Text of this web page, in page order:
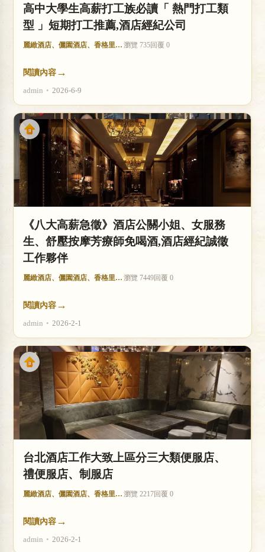
高中大學生高薪打工族必讀「 熱門打工類
型 」短期打工推薦,酒店經紀公司
麗緻酒店、儷園酒店、香格里拉酒店 瀏覽 735回覆 0
閱讀內容 →
admin • 2026-6-9
《八大高薪急徵》酒店公關小姐、女服務
生、舒壓按摩芳療師免喝酒,酒店經紀誠徵
工作夥伴
麗緻酒店、儷園酒店、香格里拉酒店 瀏覽 7449回覆 0
閱讀內容 →
admin • 2026-2-1
台北酒店工作大致上區分三大類便服店、
禮便服店、制服店
麗緻酒店、儷園酒店、香格里拉酒店 瀏覽 2217回覆 0
閱讀內容 →
admin • 2026-2-1